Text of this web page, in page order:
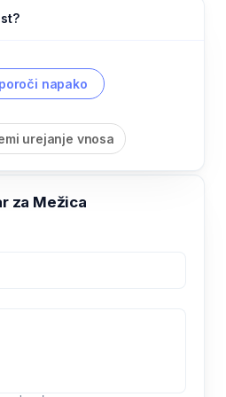
napako
urejanje vnosa
za Mežica